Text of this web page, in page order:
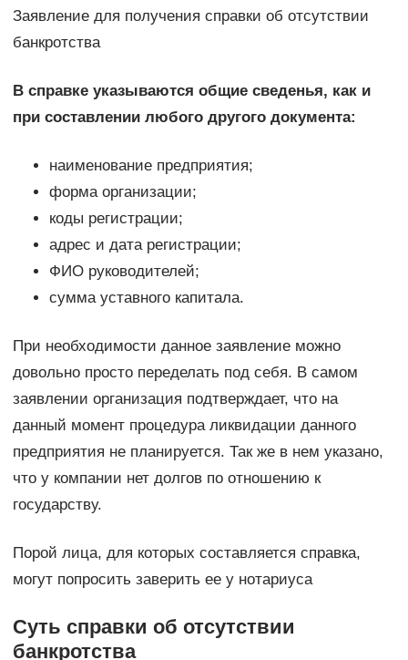
Заявление для получения справки об отсутствии
банкротства
В справке указываются общие сведенья, как и
при составлении любого другого документа:
наименование предприятия;
форма организации;
коды регистрации;
адрес и дата регистрации;
ФИО руководителей;
сумма уставного капитала.
При необходимости данное заявление можно
довольно просто переделать под себя. В самом
заявлении организация подтверждает, что на
данный момент процедура ликвидации данного
предприятия не планируется. Так же в нем указано,
что у компании нет долгов по отношению к
государству.
Порой лица, для которых составляется справка,
могут попросить заверить ее у нотариуса
Суть справки об отсутствии
банкротства